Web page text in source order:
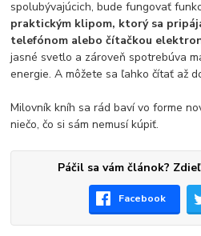
spolubývajúcich, bude fungovať
praktickým klipom, ktorý sa
telefónom alebo čítačkou
jasné svetlo a zároveň spotrebúva
energie. A môžete sa ľahko čítať až
Milovník kníh sa rád baví vo forme
niečo, čo si sám nemusí kúpiť.
Páčil sa vám článok?
Facebook